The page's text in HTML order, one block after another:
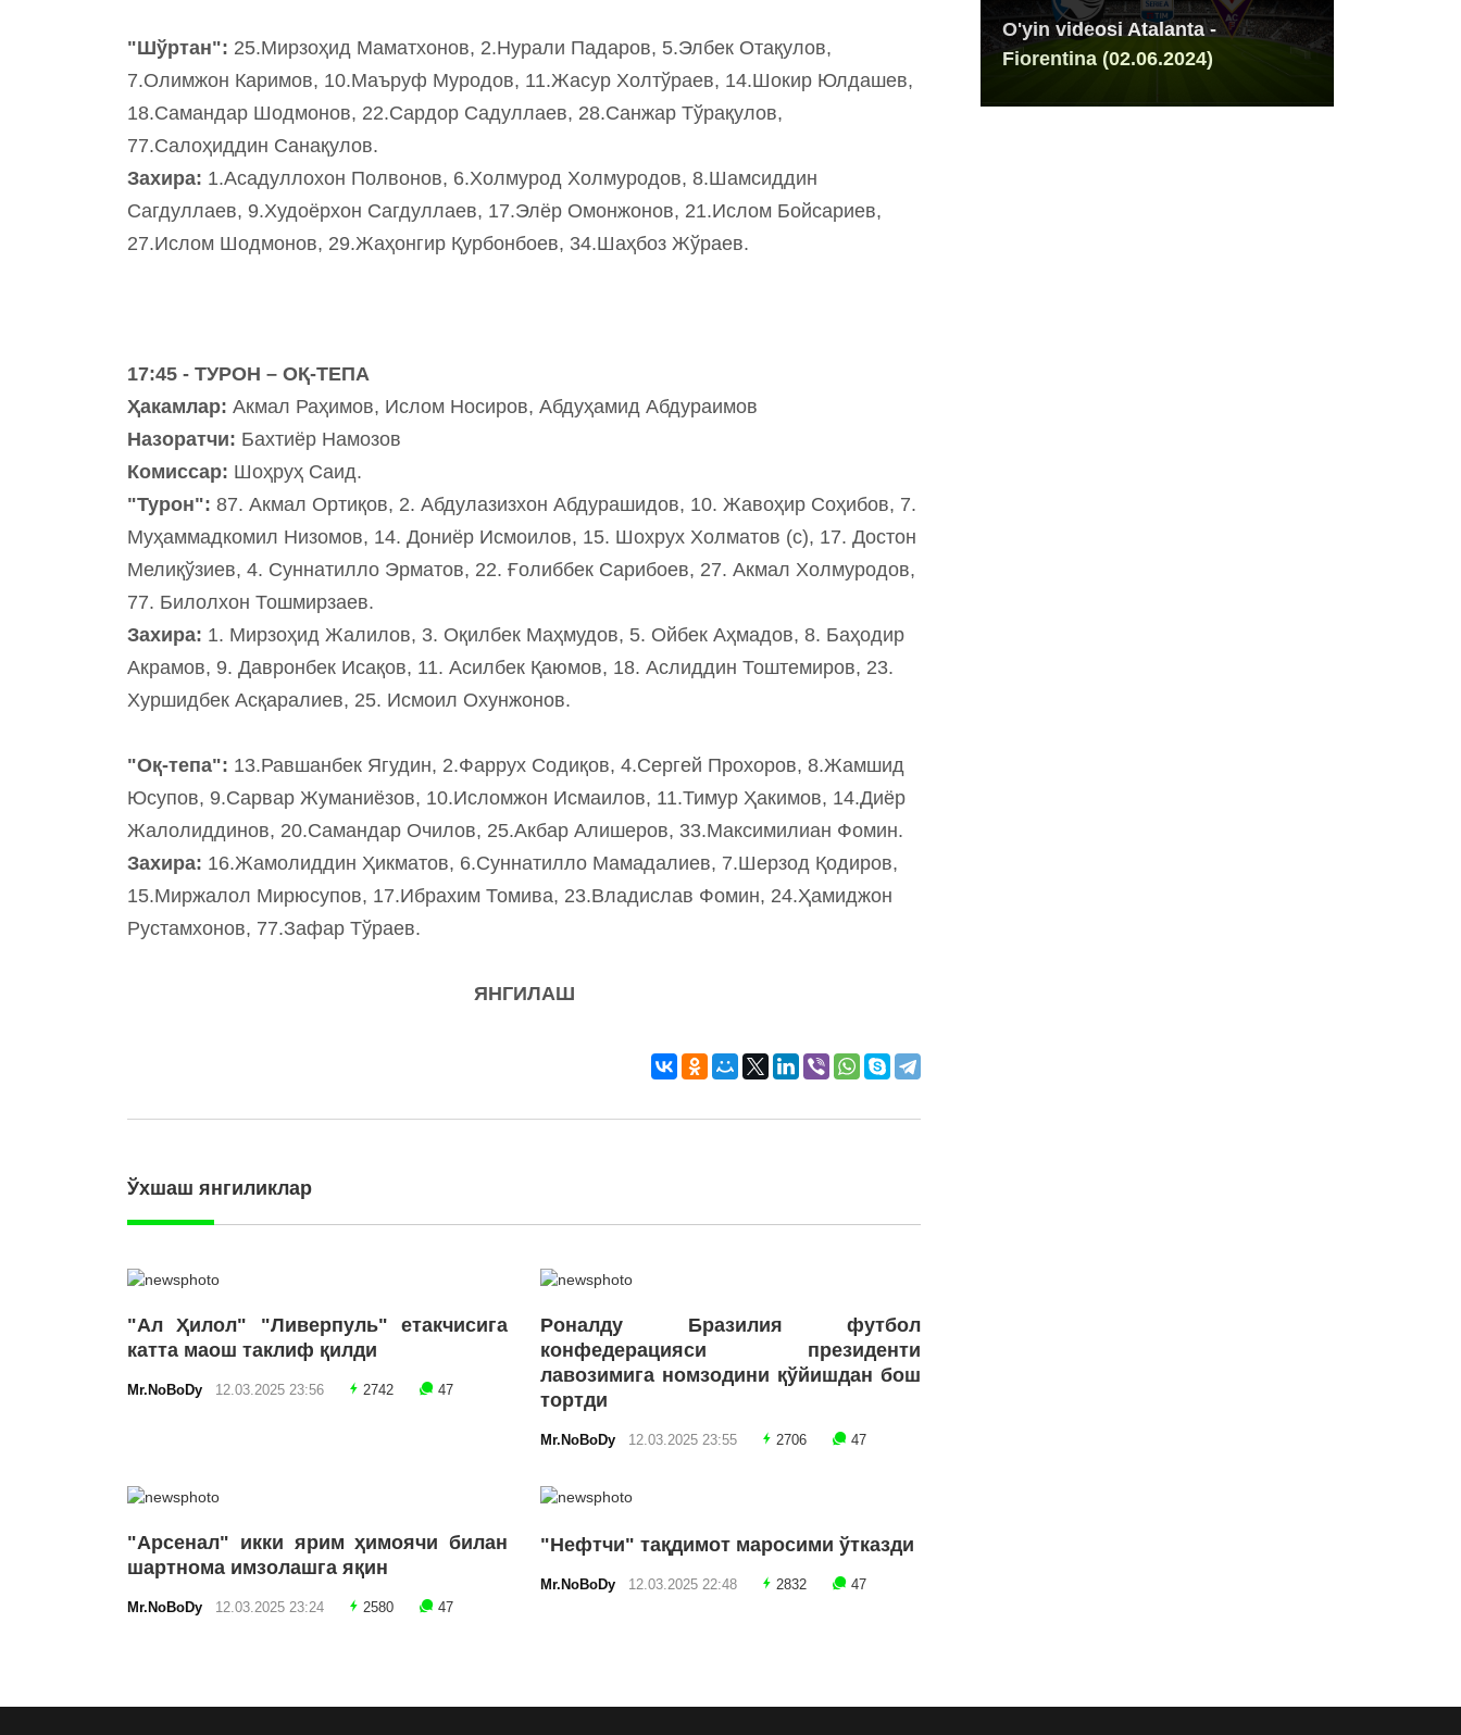
"Шўртан": 25.Мирзоҳид Маматхонов, 2.Нурали Падаров, 5.Элбек Отақулов,
7.Олимжон Каримов, 10.Маъруф Муродов, 11.Жасур Холтўраев, 14.Шокир Юлдашев,
18.Самандар Шодмонов, 22.Сардор Садуллаев, 28.Санжар Тўрақулов,
77.Салоҳиддин Санақулов.
Захира: 1.Асадуллохон Полвонов, 6.Холмурод Холмуродов, 8.Шамсиддин
Сагдуллаев, 9.Худоёрхон Сагдуллаев, 17.Элёр Омонжонов, 21.Ислом Бойсариев,
27.Ислом Шодмонов, 29.Жаҳонгир Қурбонбоев, 34.Шаҳбоз Жўраев.
17:45 - ТУРОН – ОҚ-ТЕПА
Ҳакамлар: Акмал Раҳимов, Ислом Носиров, Абдуҳамид Абдураимов
Назоратчи: Бахтиёр Намозов
Комиссар: Шоҳруҳ Саид.
"Турон": 87. Акмал Ортиқов, 2. Абдулазизхон Абдурашидов, 10. Жавоҳир Соҳибов, 7.
Муҳаммадкомил Низомов, 14. Дониёр Исмоилов, 15. Шохрух Холматов (с), 17. Достон
Мелиқўзиев, 4. Суннатилло Эрматов, 22. Ғолиббек Сарибоев, 27. Акмал Холмуродов,
77. Билолхон Тошмирзаев.
Захира: 1. Мирзоҳид Жалилов, 3. Оқилбек Маҳмудов, 5. Ойбек Аҳмадов, 8. Баҳодир
Акрамов, 9. Давронбек Исақов, 11. Асилбек Қаюмов, 18. Аслиддин Тоштемиров, 23.
Хуршидбек Асқаралиев, 25. Исмоил Охунжонов.
"Оқ-тепа": 13.Равшанбек Ягудин, 2.Фаррух Содиқов, 4.Сергей Прохоров, 8.Жамшид
Юсупов, 9.Сарвар Жуманиёзов, 10.Исломжон Исмаилов, 11.Тимур Ҳакимов, 14.Диёр
Жалолиддинов, 20.Самандар Очилов, 25.Акбар Алишеров, 33.Максимилиан Фомин.
Захира: 16.Жамолиддин Ҳикматов, 6.Суннатилло Мамадалиев, 7.Шерзод Қодиров,
15.Миржалол Мирюсупов, 17.Ибрахим Томива, 23.Владислав Фомин, 24.Ҳамиджон
Рустамхонов, 77.Зафар Тўраев.
ЯНГИЛАШ
Ўхшаш янгиликлар
"Ал Ҳилол" "Ливерпуль" етакчисига
катта маош таклиф қилди
Mr.NoBoDy 12.03.2025 23:56 2742 47
Роналду Бразилия футбол
конфедерацияси президенти
лавозимига номзодини қўйишдан бош
тортди
Mr.NoBoDy 12.03.2025 23:55 2706 47
"Арсенал" икки ярим ҳимоячи билан
шартнома имзолашга яқин
Mr.NoBoDy 12.03.2025 23:24 2580 47
"Нефтчи" тақдимот маросими ўтказди
Mr.NoBoDy 12.03.2025 22:48 2832 47
O'yin videosi Atalanta -
Fiorentina (02.06.2024)